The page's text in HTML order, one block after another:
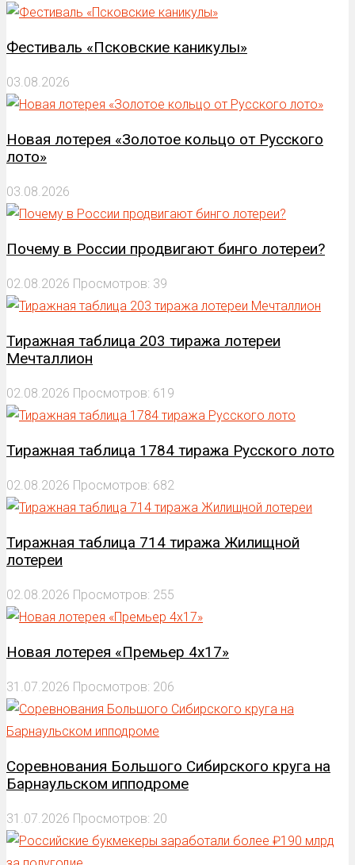
Фестиваль «Псковские каникулы»
03.08.2026
Новая лотерея «Золотое кольцо от Русского
лото»
03.08.2026
Почему в России продвигают бинго лотереи?
02.08.2026 Просмотров: 39
Тиражная таблица 203 тиража лотереи
Мечталлион
02.08.2026 Просмотров: 619
Тиражная таблица 1784 тиража Русского лото
02.08.2026 Просмотров: 682
Тиражная таблица 714 тиража Жилищной
лотереи
02.08.2026 Просмотров: 255
Новая лотерея «Премьер 4х17»
31.07.2026 Просмотров: 206
Соревнования Большого Сибирского круга на
Барнаульском ипподроме
31.07.2026 Просмотров: 20